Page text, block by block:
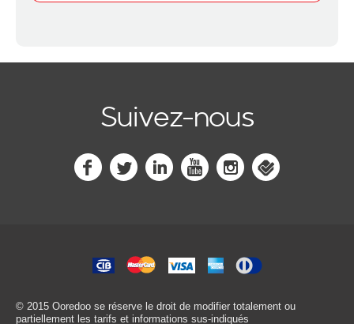
Suivez-nous
© 2015 Ooredoo se réserve le droit de modifier totalement ou
partiellement les tarifs et informations sus-indiqués